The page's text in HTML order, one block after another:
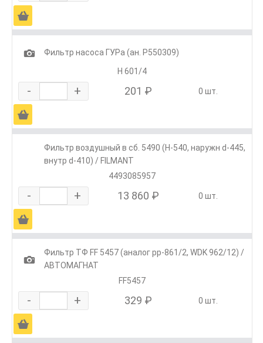
Ä
1
Фильтр насоса ГУРа (ан. Р550309)
H 601/4
- + 201 ₽ 0 шт.
Ä
Фильтр воздушный в сб. 5490 (H-540, наружн d-445,
внутр d-410) / FILMANT
4493085957
- + 13 860 ₽ 0 шт.
Ä
1
Фильтр ТФ FF 5457 (аналог pp-861/2, WDK 962/12) /
АВТОМАГНАТ
FF5457
- + 329 ₽ 0 шт.
Ä